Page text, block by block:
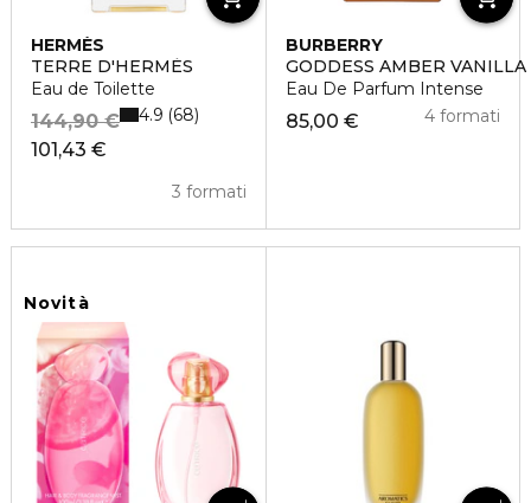
HERMÈS
TERRE D'HERMÈS
Eau de Toilette
101,43 €
144,90 €
3 formati
4.9 68
BURBERRY
GODDESS AMBER VANILLA
Eau De Parfum Intense
85,00 € 4 formati
Novità